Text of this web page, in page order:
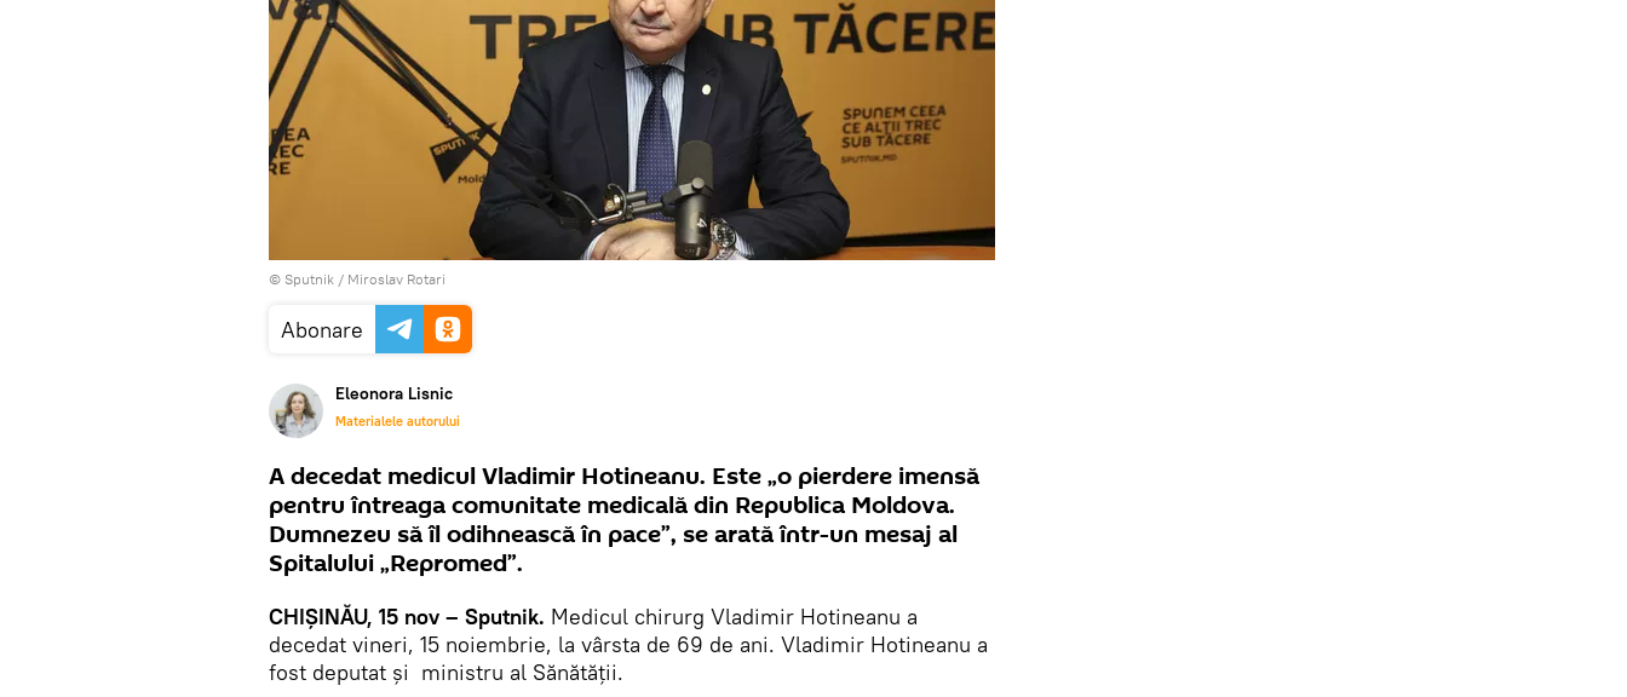
© Sputnik / Miroslav Rotari
Abonare
Eleonora Lisnic
Materialele autorului
A decedat medicul Vladimir Hotineanu. Este „o pierdere imensă
pentru întreaga comunitate medicală din Republica Moldova.
Dumnezeu să îl odihnească în pace”, se arată într-un mesaj al
Spitalului „Repromed”.
CHIȘINĂU, 15 nov – Sputnik. Medicul chirurg Vladimir Hotineanu a
decedat vineri, 15 noiembrie, la vârsta de 69 de ani. Vladimir Hotineanu a
fost deputat și ministru al Sănătății.